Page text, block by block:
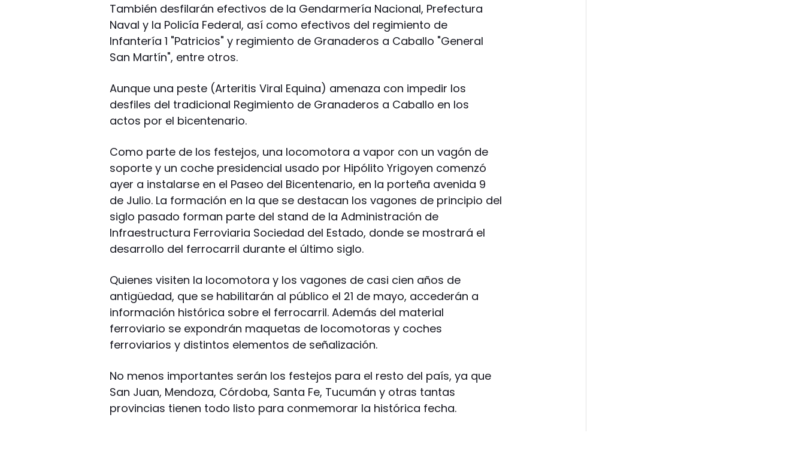
También desfilarán efectivos de la Gendarmería Nacional, Prefectura
Naval y la Policía Federal, así como efectivos del regimiento de
Infantería 1 "Patricios" y regimiento de Granaderos a Caballo "General
San Martín", entre otros.
Aunque una peste (Arteritis Viral Equina) amenaza con impedir los
desfiles del tradicional Regimiento de Granaderos a Caballo en los
actos por el bicentenario.
Como parte de los festejos, una locomotora a vapor con un vagón de
soporte y un coche presidencial usado por Hipólito Yrigoyen comenzó
ayer a instalarse en el Paseo del Bicentenario, en la porteña avenida 9
de Julio. La formación en la que se destacan los vagones de principio del
siglo pasado forman parte del stand de la Administración de
Infraestructura Ferroviaria Sociedad del Estado, donde se mostrará el
desarrollo del ferrocarril durante el último siglo.
Quienes visiten la locomotora y los vagones de casi cien años de
antigüedad, que se habilitarán al público el 21 de mayo, accederán a
información histórica sobre el ferrocarril. Además del material
ferroviario se expondrán maquetas de locomotoras y coches
ferroviarios y distintos elementos de señalización.
No menos importantes serán los festejos para el resto del país, ya que
San Juan, Mendoza, Córdoba, Santa Fe, Tucumán y otras tantas
provincias tienen todo listo para conmemorar la histórica fecha.